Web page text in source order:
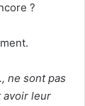
?
ne sont pas
avoir leur